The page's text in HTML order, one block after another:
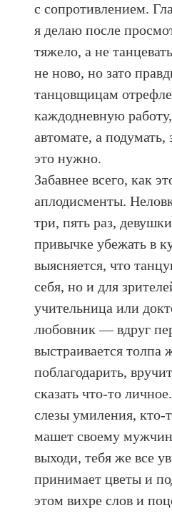
с сопротивлением.
я делаю после
тяжело, а не
не ново, но зато
танцовщицам
каждодневную
автомате, а
это нужно.
Забавнее всего, как
аплодисменты.
три, пять раз,
привычке убежать в
выясняется, что
себя, но и для
учительница или
любовник — вдруг
выстраивается
поблагодарить,
сказать что-то
слезы умиления, кто-
машет своему
выходи, тебя же все
принимает цветы и
этом вихре слов и